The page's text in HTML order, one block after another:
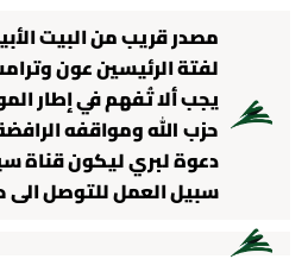
مصدر قريب من البيت
لفتة الرئيسين عون
يجب ألا تُفهم في إطار
حزب الله ومواقفه
دعوة لبري ليكون قناة
سبيل العمل للتوصل الى